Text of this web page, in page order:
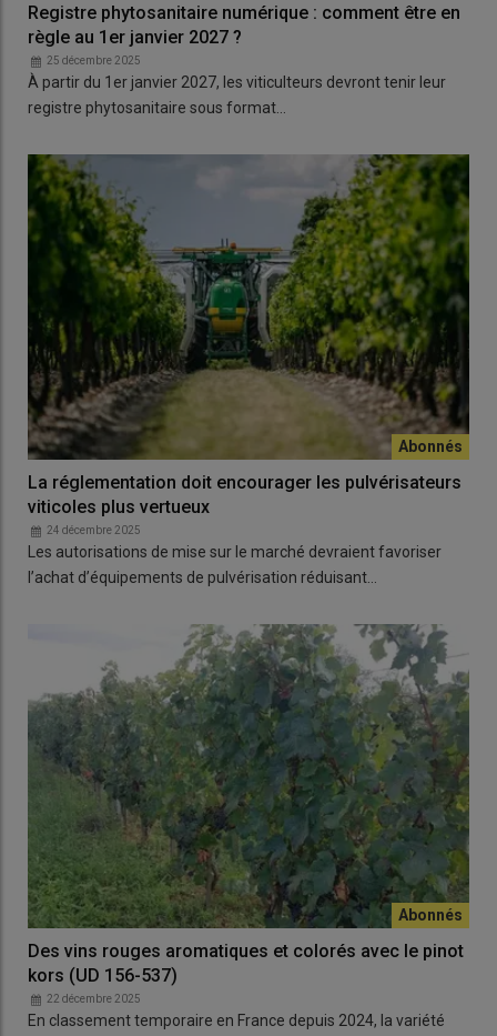
Registre phytosanitaire numérique : comment être en
règle au 1er janvier 2027 ?
25 décembre 2025
À partir du 1er janvier 2027, les viticulteurs devront tenir leur
registre phytosanitaire sous format…
La réglementation doit encourager les pulvérisateurs
viticoles plus vertueux
24 décembre 2025
Les autorisations de mise sur le marché devraient favoriser
l’achat d’équipements de pulvérisation réduisant…
Des vins rouges aromatiques et colorés avec le pinot
kors (UD 156-537)
22 décembre 2025
En classement temporaire en France depuis 2024, la variété